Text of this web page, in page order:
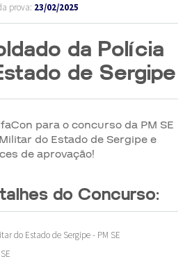
prova: 23/02/2025
da Polícia
de Sergipe
para o concurso da PM SE
do Estado de Sergipe e
de aprovação!
do Concurso:
do Estado de Sergipe - PM SE